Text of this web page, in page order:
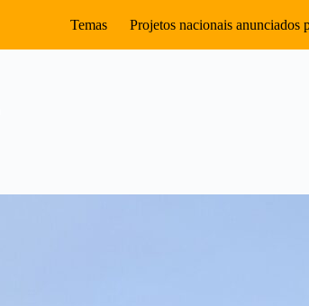
Temas Projetos nacionais anunciados